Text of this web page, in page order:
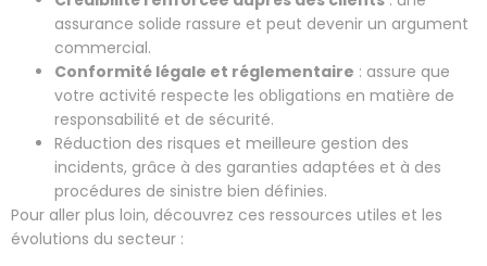
assurance solide rassure et peut devenir un argument
commercial.
Conformité légale et réglementaire : assure que
votre activité respecte les obligations en matière de
responsabilité et de sécurité.
Réduction des risques et meilleure gestion des
incidents, grâce à des garanties adaptées et à des
procédures de sinistre bien définies.
Pour aller plus loin, découvrez ces ressources utiles et les
évolutions du secteur :